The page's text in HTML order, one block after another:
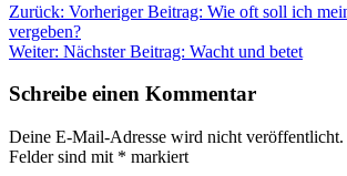
Zurück: Vorheriger Beitrag: Wie oft soll ich
vergeben?
Weiter: Nächster Beitrag: Wacht und betet
Schreibe einen Kommentar
Deine E-Mail-Adresse wird nicht veröffentlicht.
Felder sind mit * markiert